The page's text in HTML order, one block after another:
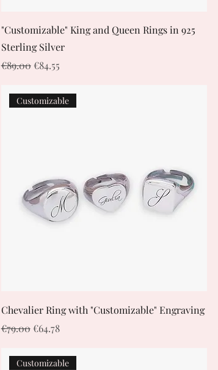
"Customizable" King and Queen Rings in 925
Sterling Silver
Regular Price
€89.00 Sale Price
€84.55
Customizable
Chevalier Ring with "Customizable" Engraving
Regular Price
€79.00 Sale Price
€64.78
Customizable